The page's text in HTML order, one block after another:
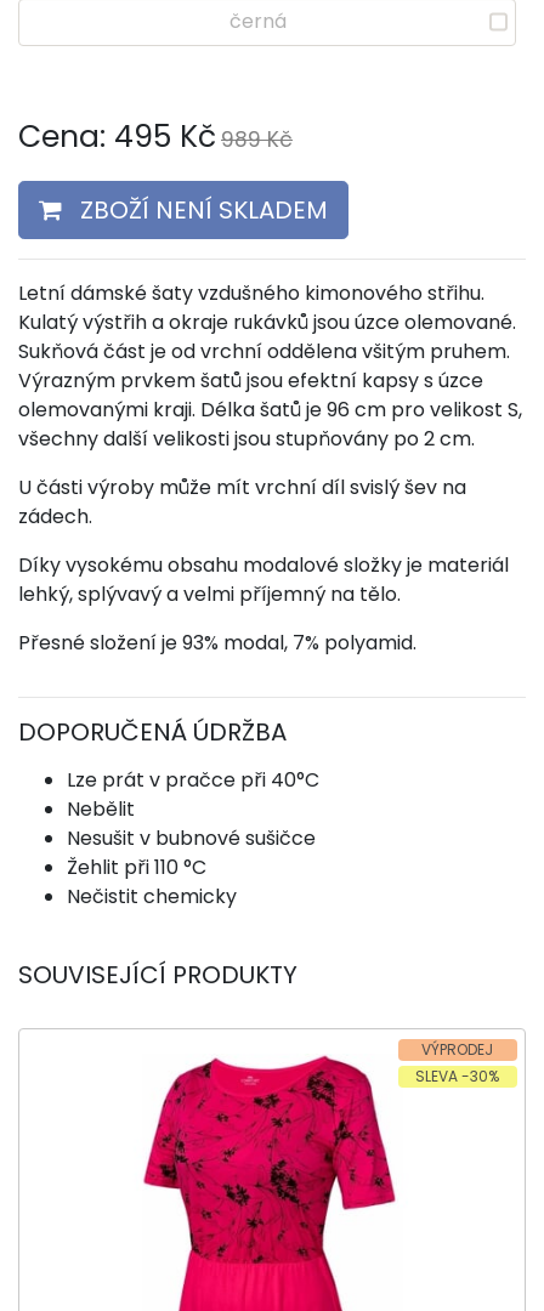
černá
Cena: 495 Kč 989 Kč
ZBOŽÍ NENÍ SKLADEM
Letní dámské šaty vzdušného kimonového střihu.
Kulatý výstřih a okraje rukávků jsou úzce olemované.
Sukňová část je od vrchní oddělena všitým pruhem.
Výrazným prvkem šatů jsou efektní kapsy s úzce
olemovanými kraji. Délka šatů je 96 cm pro velikost S,
všechny další velikosti jsou stupňovány po 2 cm.
U části výroby může mít vrchní díl svislý šev na
zádech.
Díky vysokému obsahu modalové složky je materiál
lehký, splývavý a velmi příjemný na tělo.
Přesné složení je 93% modal, 7% polyamid.
DOPORUČENÁ ÚDRŽBA
Lze prát v pračce při 40°C
Nebělit
Nesušit v bubnové sušičce
Žehlit při 110 °C
Nečistit chemicky
SOUVISEJÍCÍ PRODUKTY
VÝPRODEJ
SLEVA -30%